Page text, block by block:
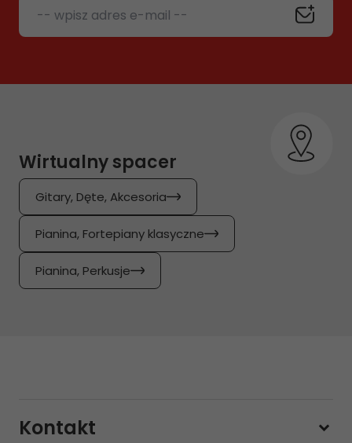
-- wpisz adres e-mail --
Wirtualny spacer
Gitary, Dęte, Akcesoria
Pianina, Fortepiany klasyczne
Pianina, Perkusje
Kontakt